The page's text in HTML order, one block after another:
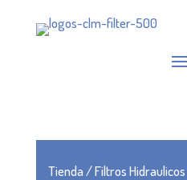
Tienda/Filtros Hidraulicos